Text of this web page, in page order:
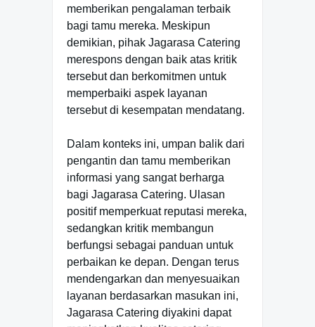
memberikan pengalaman terbaik
bagi tamu mereka. Meskipun
demikian, pihak Jagarasa Catering
merespons dengan baik atas kritik
tersebut dan berkomitmen untuk
memperbaiki aspek layanan
tersebut di kesempatan mendatang.
Dalam konteks ini, umpan balik dari
pengantin dan tamu memberikan
informasi yang sangat berharga
bagi Jagarasa Catering. Ulasan
positif memperkuat reputasi mereka,
sedangkan kritik membangun
berfungsi sebagai panduan untuk
perbaikan ke depan. Dengan terus
mendengarkan dan menyesuaikan
layanan berdasarkan masukan ini,
Jagarasa Catering diyakini dapat